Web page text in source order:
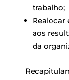
trabalho;
Realocar
aos
da